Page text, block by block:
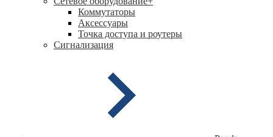
Коммутаторы
Аксессуары
Точка доступа и роутеры
Сигнализация